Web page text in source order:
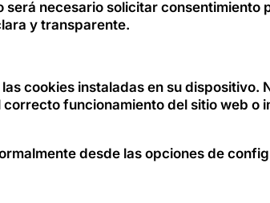
necesario solicitar consentimiento
y transparente.
cookies instaladas en su dispositivo.
funcionamiento del sitio web o
desde las opciones de